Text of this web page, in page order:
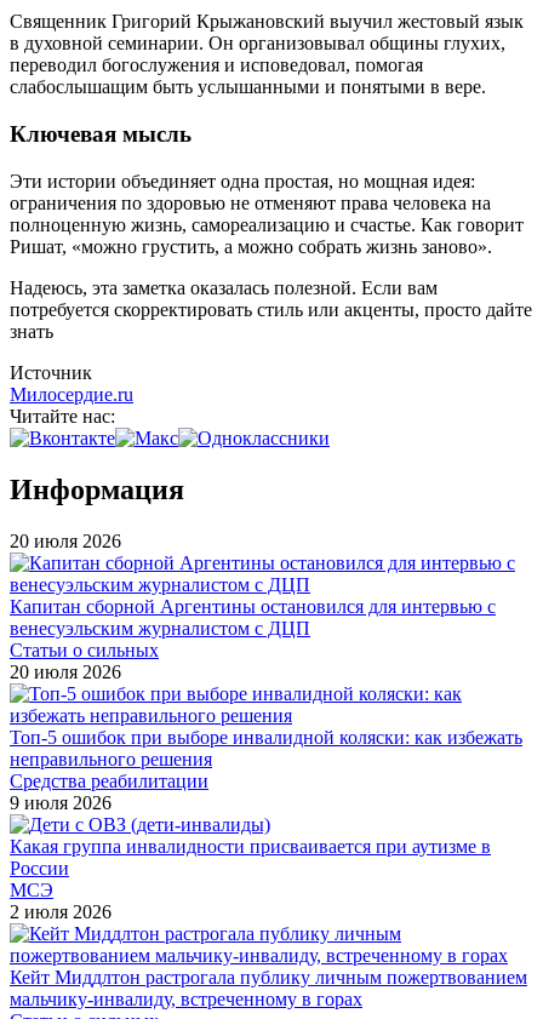
Священник Григорий Крыжановский выучил жестовый язык
в духовной семинарии. Он организовывал общины глухих,
переводил богослужения и исповедовал, помогая
слабослышащим быть услышанными и понятыми в вере.
Ключевая мысль
Эти истории объединяет одна простая, но мощная идея:
ограничения по здоровью не отменяют права человека на
полноценную жизнь, самореализацию и счастье. Как говорит
Ришат, «можно грустить, а можно собрать жизнь заново».
Надеюсь, эта заметка оказалась полезной. Если вам
потребуется скорректировать стиль или акценты, просто дайте
знать
Источник
Милосердие.ru
Читайте нас:
Информация
20 июля 2026
Капитан сборной Аргентины остановился для интервью с
венесуэльским журналистом с ДЦП
Статьи о сильных
20 июля 2026
Топ-5 ошибок при выборе инвалидной коляски: как избежать
неправильного решения
Средства реабилитации
9 июля 2026
Какая группа инвалидности присваивается при аутизме в
России
МСЭ
2 июля 2026
Кейт Миддлтон растрогала публику личным пожертвованием
мальчику-инвалиду, встреченному в горах